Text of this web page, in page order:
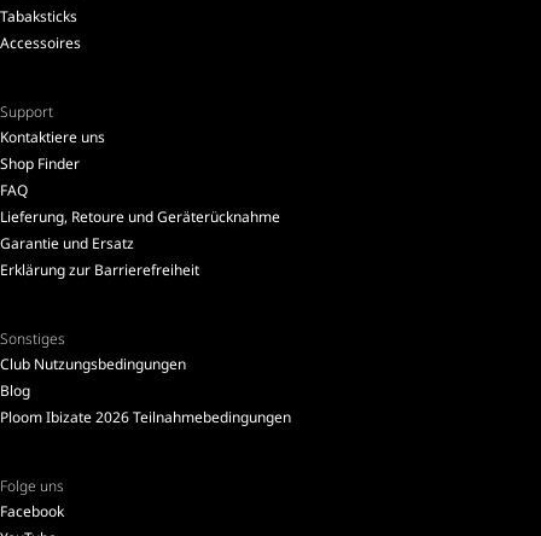
Tabaksticks
Accessoires
Support
Kontaktiere uns
Shop Finder
FAQ
Lieferung, Retoure und Geräterücknahme
Garantie und Ersatz
Erklärung zur Barrierefreiheit
Sonstiges
Club Nutzungsbedingungen
Blog
Ploom Ibizate 2026 Teilnahmebedingungen
Folge uns
Facebook